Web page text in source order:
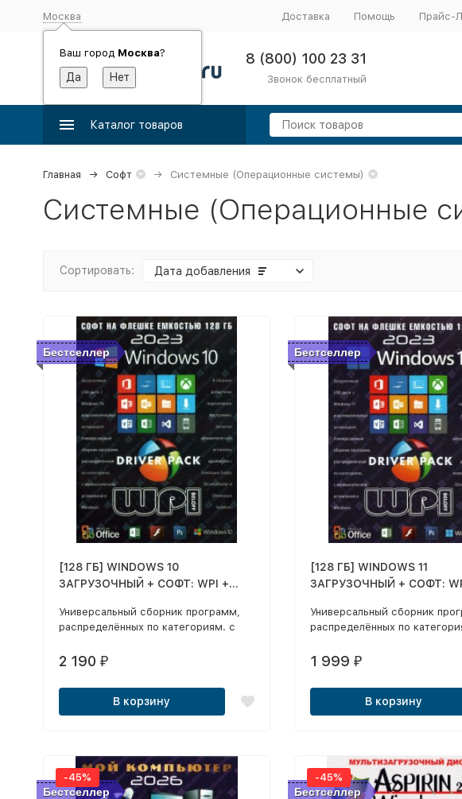
Москва
Ваш город Москва?
Доставка Помощь Прайс-
8 (800) 100 23 31
Звонок бесплатный
Каталог товаров
Главная Софт Системные (Операционные системы)
Системные (Операционные
Сортировать: Дата добавления
Бестселлер
[128 ГБ] WINDOWS 10
ЗАГРУЗОЧНЫЙ + СОФТ: WPI +
128 ГБ
Универсальный сборник программ,
распределённых по категориям. с
операционные системы Windows.
2 190 ₽
В корзину
Бестселлер
[128 ГБ] WINDOWS 11
ЗАГРУЗОЧНЫЙ + СОФТ:
128 ГБ
Универсальный сборник
распределённых по
операционные системы
1 999₽
В корзину
Бестселлер
-45%
Бестселлер
-45%